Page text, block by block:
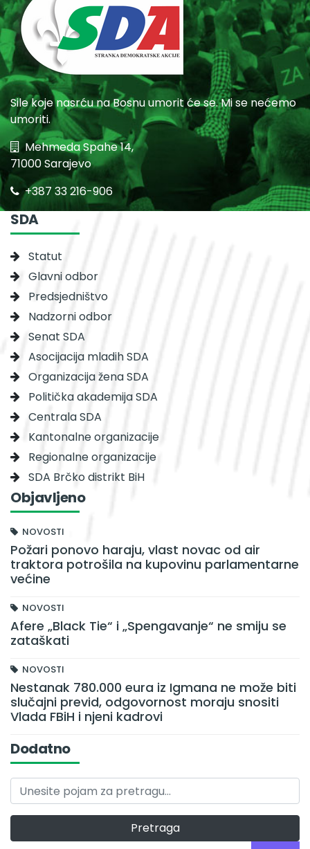
Sile koje nasrću na Bosnu umorit će se. Mi se nećemo
umoriti.
Mehmeda Spahe 14,
71000 Sarajevo
+387 33 216-906
SDA
Statut
Glavni odbor
Predsjedništvo
Nadzorni odbor
Senat SDA
Asocijacija mladih SDA
Organizacija žena SDA
Politička akademija SDA
Centrala SDA
Kantonalne organizacije
Regionalne organizacije
SDA Brčko distrikt BiH
Objavljeno
NOVOSTI
Požari ponovo haraju, vlast novac od air
traktora potrošila na kupovinu parlamentarne
većine
NOVOSTI
Afere „Black Tie“ i „Spengavanje“ ne smiju se
zataškati
NOVOSTI
Nestanak 780.000 eura iz Igmana ne može biti
slučajni previd, odgovornost moraju snositi
Vlada FBiH i njeni kadrovi
Dodatno
Pretraga